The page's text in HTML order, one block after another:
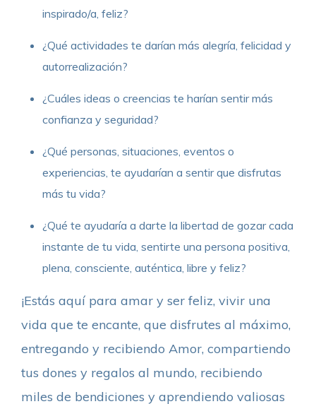
inspirado/a, feliz?
¿Qué actividades te darían más alegría, felicidad y
autorrealización?
¿Cuáles ideas o creencias te harían sentir más
confianza y seguridad?
¿Qué personas, situaciones, eventos o
experiencias, te ayudarían a sentir que disfrutas
más tu vida?
¿Qué te ayudaría a darte la libertad de gozar cada
instante de tu vida, sentirte una persona positiva,
plena, consciente, auténtica, libre y feliz?
¡Estás aquí para amar y ser feliz, vivir una
vida que te encante, que disfrutes al máximo,
entregando y recibiendo Amor, compartiendo
tus dones y regalos al mundo, recibiendo
miles de bendiciones y aprendiendo valiosas